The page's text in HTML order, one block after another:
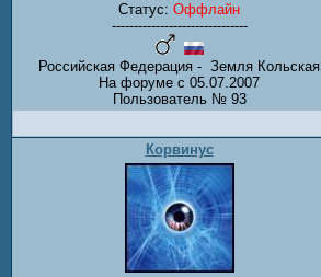
Статус: Оффлайн
-------------------------------
Российская Федерация - Земля Кольская
На форуме с 05.07.2007
Пользователь № 93
Корвинус